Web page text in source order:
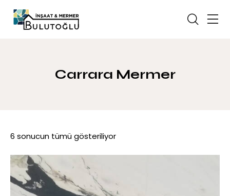
Carrara Mermer
6 sonucun tümü gösteriliyor